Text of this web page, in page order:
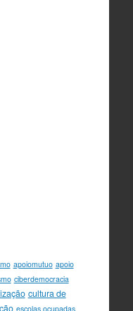
apoiomutuo apoio
ciberdemocracia
cultura de
escolas ocupadas